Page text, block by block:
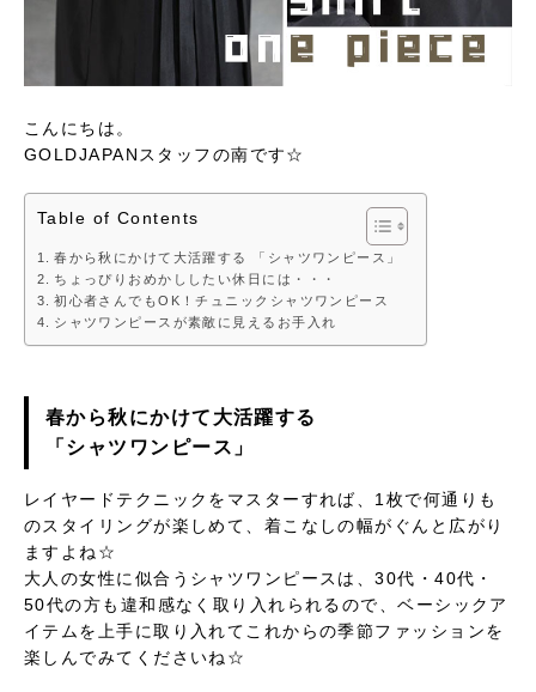
こんにちは。
GOLDJAPANスタッフの南です☆
Table of Contents
春から秋にかけて大活躍する 「シャツワンピース」
ちょっぴりおめかししたい休日には・・・
初心者さんでもOK！チュニックシャツワンピース
シャツワンピースが素敵に見えるお手入れ
春から秋にかけて大活躍する
「シャツワンピース」
レイヤードテクニックをマスターすれば、1枚で何通りも
のスタイリングが楽しめて、着こなしの幅がぐんと広がり
ますよね☆
大人の女性に似合うシャツワンピースは、30代・40代・
50代の方も違和感なく取り入れられるので、ベーシックア
イテムを上手に取り入れてこれからの季節ファッションを
楽しんでみてくださいね☆